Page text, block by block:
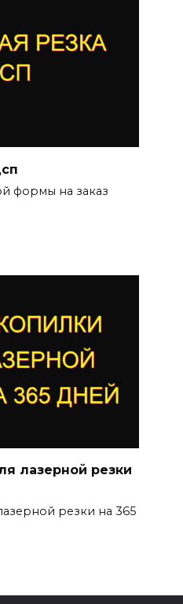
формы на заказ
лазерной резки
резки на 365